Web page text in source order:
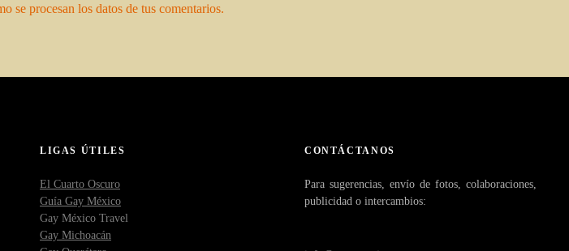
se procesan los datos de tus comentarios.
LIGAS ÚTILES
El Cuarto Oscuro
Guía Gay México
Gay México Travel
Gay Michoacán
CONTÁCTANOS
Para sugerencias, envío de fotos, colaboraciones,
publicidad o intercambios: